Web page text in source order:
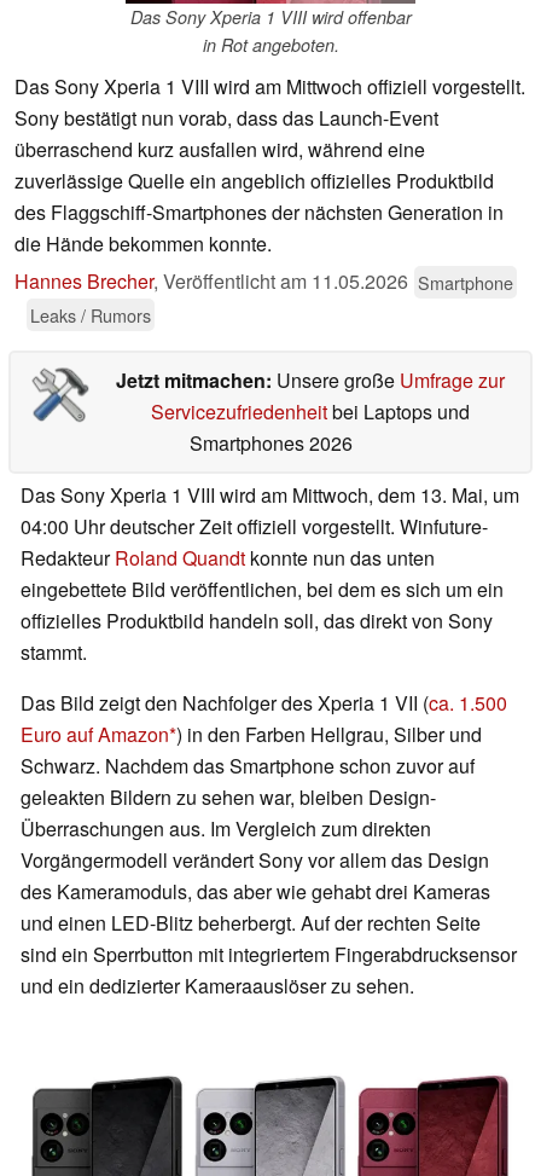
Das Sony Xperia 1 VIII wird offenbar
in Rot angeboten.
Das Sony Xperia 1 VIII wird am Mittwoch offiziell vorgestellt.
Sony bestätigt nun vorab, dass das Launch-Event
überraschend kurz ausfallen wird, während eine
zuverlässige Quelle ein angeblich offizielles Produktbild
des Flaggschiff-Smartphones der nächsten Generation in
die Hände bekommen konnte.
Hannes Brecher, Veröffentlicht am 11.05.2026 Smartphone
Leaks / Rumors
Jetzt mitmachen: Unsere große Umfrage zur
Servicezufriedenheitbei Laptops und
Smartphones 2026
Das Sony Xperia 1 VIII wird am Mittwoch, dem 13. Mai, um
04:00 Uhr deutscher Zeit offiziell vorgestellt. Winfuture-
RedakteurRoland Quandt konnte nun das unten
eingebettete Bild veröffentlichen, bei dem es sich um ein
offizielles Produktbild handeln soll, das direkt von Sony
stammt.
Das Bild zeigt den Nachfolger des Xperia 1 VII (ca. 1.500
Euro auf Amazon ) in den Farben Hellgrau, Silber und
Schwarz. Nachdem das Smartphone schon zuvor auf
geleakten Bildern zu sehen war, bleiben Design-
Überraschungen aus. Im Vergleich zum direkten
Vorgängermodell verändert Sony vor allem das Design
des Kameramoduls, das aber wie gehabt drei Kameras
und einen LED-Blitz beherbergt. Auf der rechten Seite
sind ein Sperrbutton mit integriertem Fingerabdrucksensor
und ein dedizierter Kameraauslöser zu sehen.